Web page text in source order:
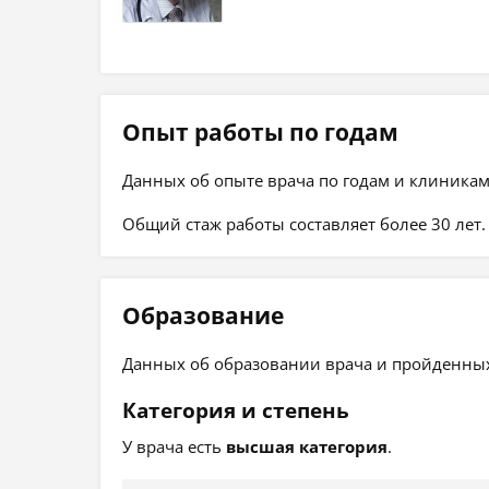
Опыт работы по годам
Данных об опыте врача по годам и
Общий стаж работы составляет более 30 лет.
Образование
Данных об образовании врача и
Категория и степень
У врача есть высшая категория.